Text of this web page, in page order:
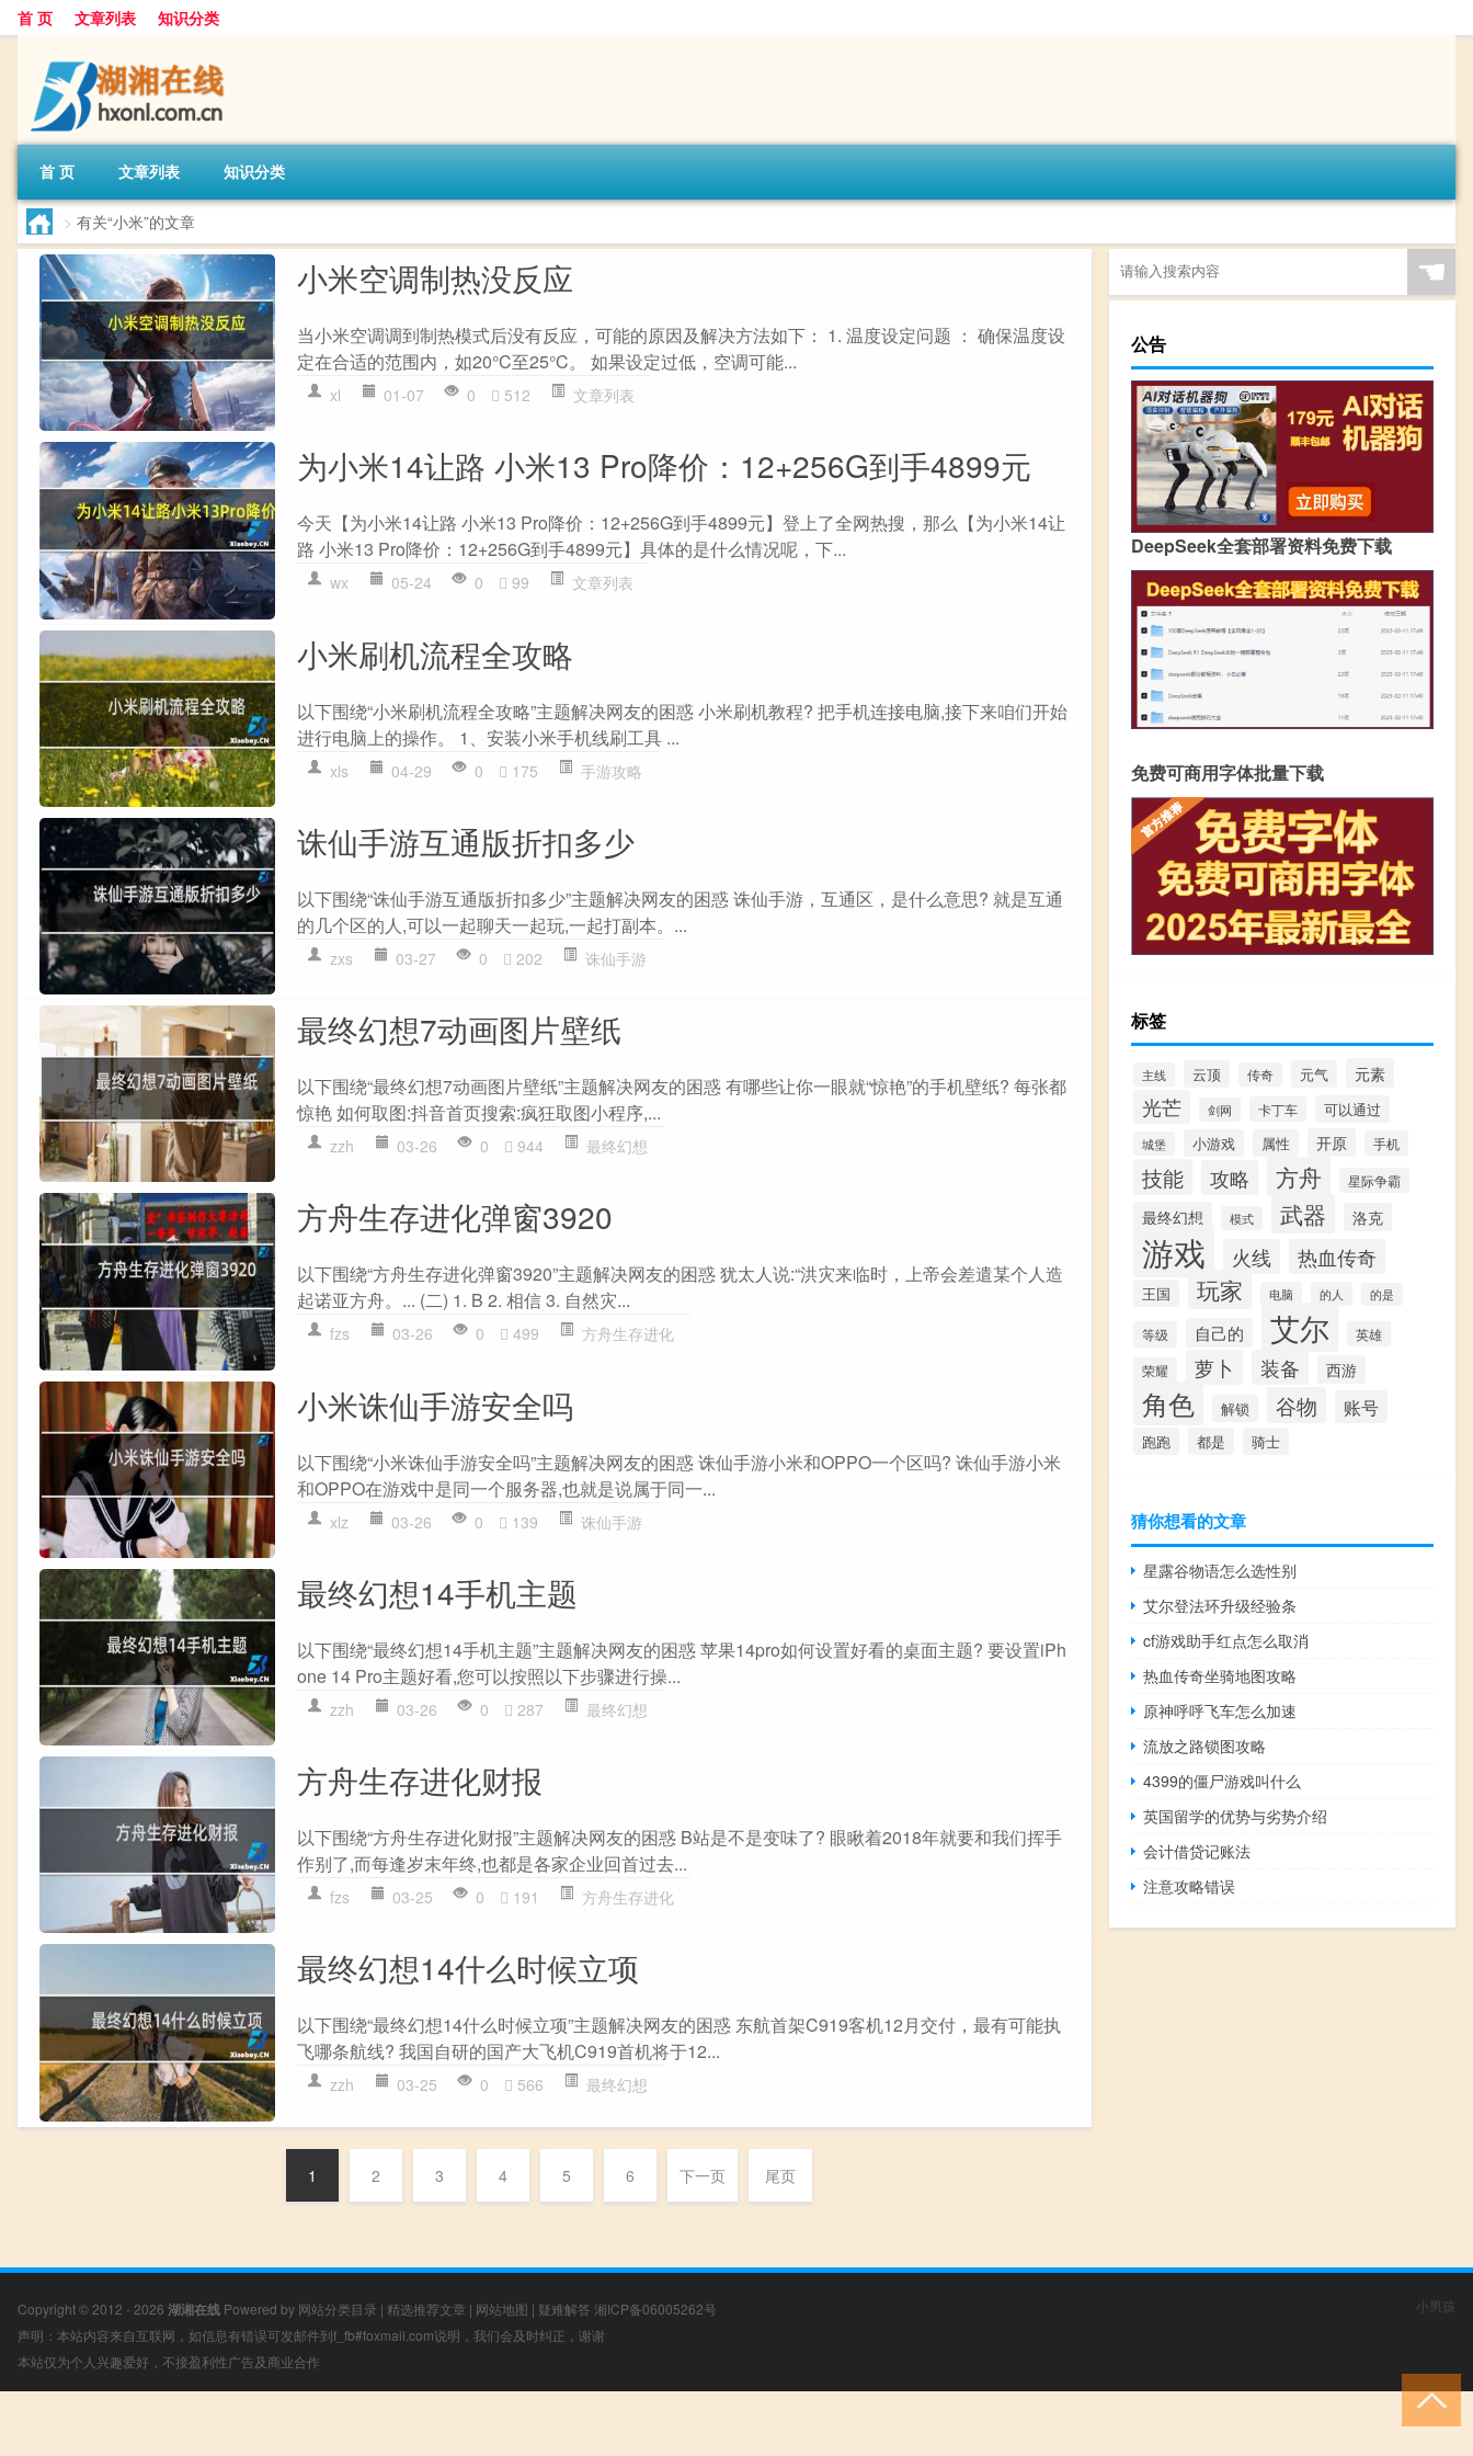
首 页 文章列表 知识分类
首 页 文章列表 知识分类
> 有关“小米”的文章
小米空调制热没反应
当小米空调调到制热模式后没有反应，可能的原因及解决方法如下： 1. 温度设定问题 ： 确保温度设
定在合适的范围内，如20°C至25°C。 如果设定过低，空调可能...
xl 01-07 0 512 文章列表
为小米14让路 小米13 Pro降价：12+256G到手4899元
今天【为小米14让路 小米13 Pro降价：12+256G到手4899元】登上了全网热搜，那么【为小米14让
路 小米13 Pro降价：12+256G到手4899元】具体的是什么情况呢，下...
wx 05-24 0 99 文章列表
小米刷机流程全攻略
以下围绕“小米刷机流程全攻略”主题解决网友的困惑 小米刷机教程? 把手机连接电脑,接下来咱们开始
进行电脑上的操作。 1、安装小米手机线刷工具 ...
xls 04-29 0 175 手游攻略
诛仙手游互通版折扣多少
以下围绕“诛仙手游互通版折扣多少”主题解决网友的困惑 诛仙手游，互通区，是什么意思? 就是互通
的几个区的人,可以一起聊天一起玩,一起打副本。...
zxs 03-27 0 202 诛仙手游
最终幻想7动画图片壁纸
以下围绕“最终幻想7动画图片壁纸”主题解决网友的困惑 有哪些让你一眼就“惊艳”的手机壁纸? 每张都
惊艳 如何取图:抖音首页搜索:疯狂取图小程序,...
zzh 03-26 0 944 最终幻想
方舟生存进化弹窗3920
以下围绕“方舟生存进化弹窗3920”主题解决网友的困惑 犹太人说:“洪灾来临时，上帝会差遣某个人造
起诺亚方舟。... (二) 1. B 2. 相信 3. 自然灾...
fzs 03-26 0 499 方舟生存进化
小米诛仙手游安全吗
以下围绕“小米诛仙手游安全吗”主题解决网友的困惑 诛仙手游小米和OPPO一个区吗? 诛仙手游小米
和OPPO在游戏中是同一个服务器,也就是说属于同一...
xlz 03-26 0 139 诛仙手游
最终幻想14手机主题
以下围绕“最终幻想14手机主题”主题解决网友的困惑 苹果14pro如何设置好看的桌面主题? 要设置iPh
one 14 Pro主题好看,您可以按照以下步骤进行操...
zzh 03-26 0 287 最终幻想
方舟生存进化财报
以下围绕“方舟生存进化财报”主题解决网友的困惑 B站是不是变味了? 眼瞅着2018年就要和我们挥手
作别了,而每逢岁末年终,也都是各家企业回首过去...
fzs 03-25 0 191 方舟生存进化
最终幻想14什么时候立项
以下围绕“最终幻想14什么时候立项”主题解决网友的困惑 东航首架C919客机12月交付，最有可能执
飞哪条航线? 我国自研的国产大飞机C919首机将于12...
zzh 03-25 0 566 最终幻想
1 2 3 4 5 6 下一页 尾页
☚
公告
DeepSeek全套部署资料免费下载
免费可商用字体批量下载
标签
主线 云顶 传奇 元气 元素
光芒 剑网 卡丁车 可以通过
城堡 小游戏 属性 开原 手机
技能 攻略 方舟 星际争霸
最终幻想 模式 武器 洛克
游戏 火线 热血传奇
王国 玩家 电脑 的人 的是
等级 自己的 艾尔
英雄
荣耀
萝卜 装备 西游
角色 解锁 谷物 账号
跑跑 都是 骑士
猜你想看的文章
星露谷物语怎么选性别
艾尔登法环升级经验条
cf游戏助手红点怎么取消
热血传奇坐骑地图攻略
原神呼呼飞车怎么加速
流放之路锁图攻略
4399的僵尸游戏叫什么
英国留学的优势与劣势介绍
会计借贷记账法
注意攻略错误
Copyright © 2012 - 2026 湖湘在线 Powered by 网站分类目录 | 精选推荐文章 | 网站地图 | 疑难解答 湘ICP备06005262号
声明：本站内容来自互联网，如信息有错误可发邮件到f_fb#foxmail.com说明，我们会及时纠正，谢谢
本站仅为个人兴趣爱好，不接盈利性广告及商业合作
小男孩